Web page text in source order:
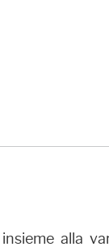
alla